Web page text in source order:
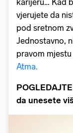
vjerujete da
pod sretnom
Jednostavno,
pravom
Atma.
da unesete